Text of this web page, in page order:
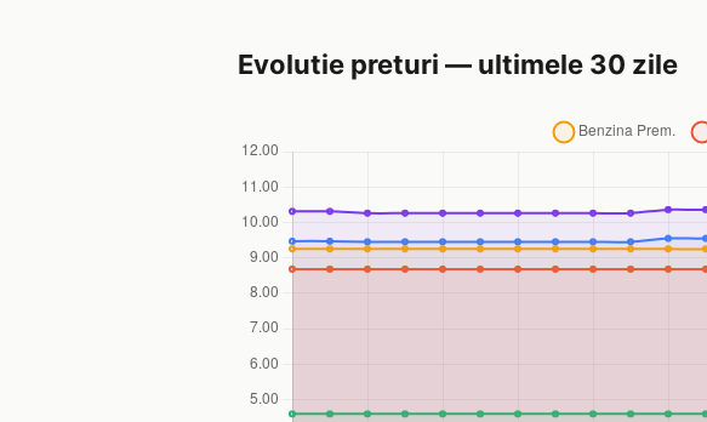
Evolutie preturi — ultimele 30 zile